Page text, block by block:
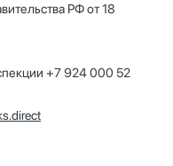
РФ от 18
+7 924 000 52